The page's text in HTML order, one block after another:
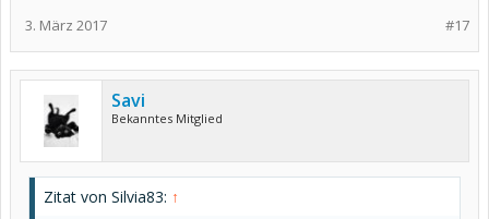
#17
3. März 2017
Savi
Bekanntes Mitglied
Zitat von Silvia83: ↑